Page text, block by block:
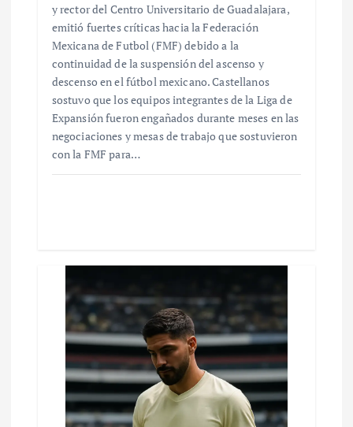
y rector del Centro Universitario de Guadalajara,
emitió fuertes críticas hacia la Federación
Mexicana de Futbol (FMF) debido a la
continuidad de la suspensión del ascenso y
descenso en el fútbol mexicano. Castellanos
sostuvo que los equipos integrantes de la Liga de
Expansión fueron engañados durante meses en las
negociaciones y mesas de trabajo que sostuvieron
con la FMF para…